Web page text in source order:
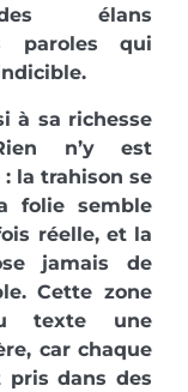
élans
paroles qui
à sa richesse
n’y est
la trahison se
folie semble
réelle, et la
jamais de
Cette zone
texte une
car chaque
pris dans des